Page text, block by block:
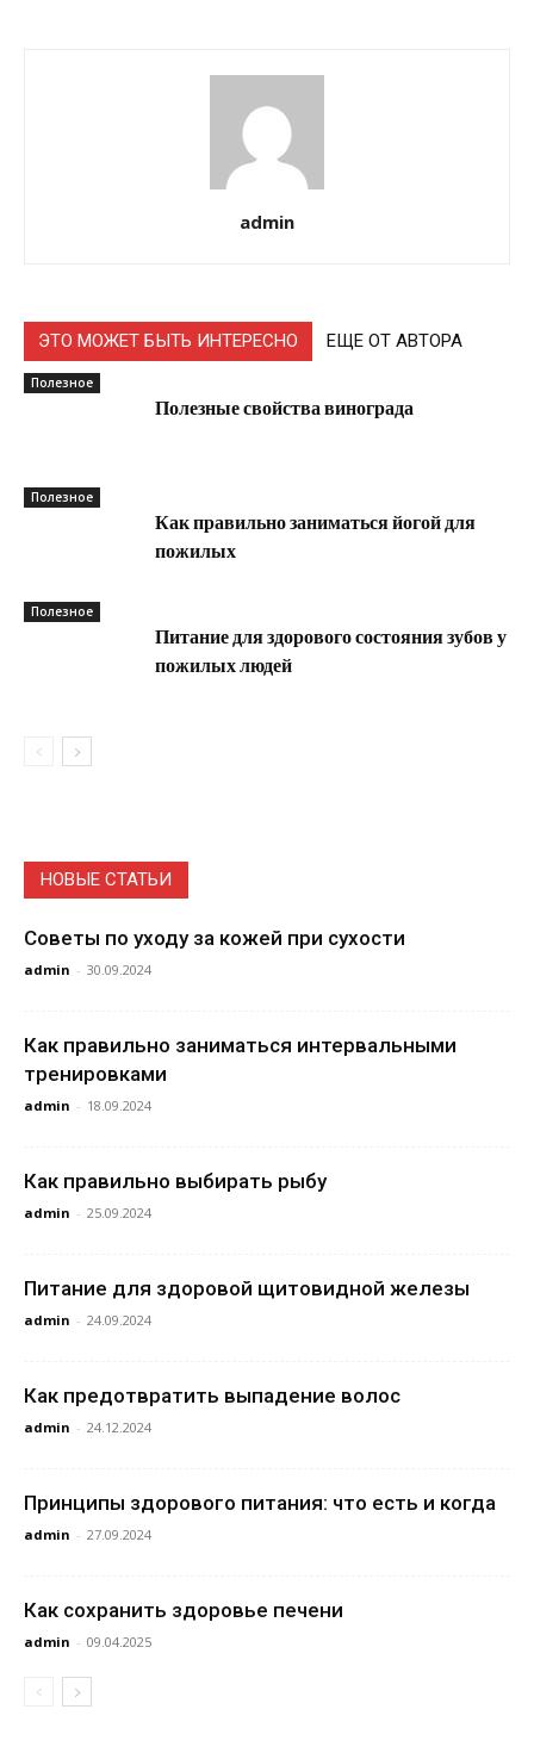
admin
ЭТО МОЖЕТ БЫТЬ ИНТЕРЕСНО ЕЩЕ ОТ АВТОРА
Полезное
Полезные свойства винограда
Полезное
Как правильно заниматься йогой для
пожилых
Полезное
Питание для здорового состояния зубов у
пожилых людей
НОВЫЕ СТАТЬИ
Советы по уходу за кожей при сухости
admin - 30.09.2024
Как правильно заниматься интервальными
тренировками
admin - 18.09.2024
Как правильно выбирать рыбу
admin - 25.09.2024
Питание для здоровой щитовидной железы
admin - 24.09.2024
Как предотвратить выпадение волос
admin - 24.12.2024
Принципы здорового питания: что есть и когда
admin - 27.09.2024
Как сохранить здоровье печени
admin - 09.04.2025